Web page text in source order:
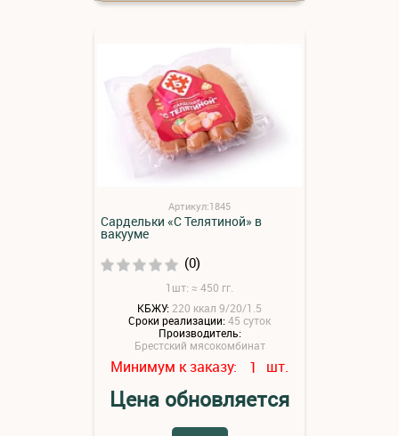
Артикул:1845
Сардельки «С Телятиной» в
вакууме
(0)
1шт: ≈ 450 гг.
КБЖУ: 220 ккал 9/20/1.5
Сроки реализации:45 суток
Производитель:
Брестский мясокомбинат
Минимум к заказу: 1 шт.
Цена обновляется